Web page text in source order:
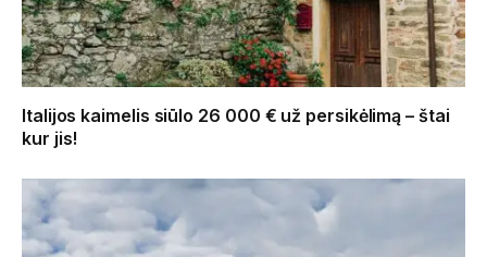
Italijos kaimelis siūlo 26 000 € už persikėlimą – štai
kur jis!